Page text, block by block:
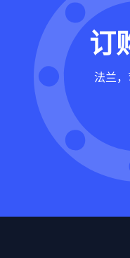
订
法兰